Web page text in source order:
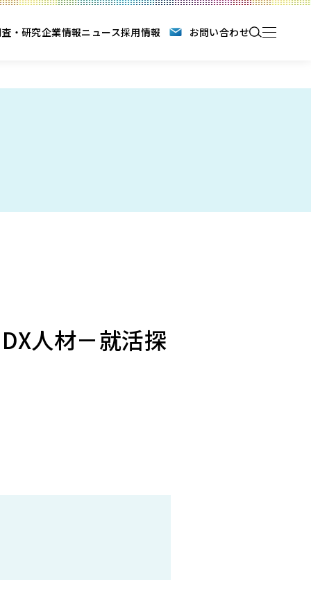
・研究企業情報ニュース採用情報 お問い合わせ
人材－就活探